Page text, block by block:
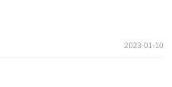
2023-01-10